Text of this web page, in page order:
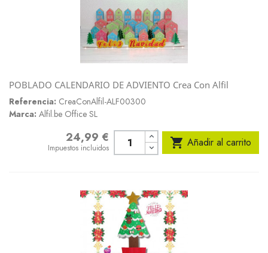
POBLADO CALENDARIO DE ADVIENTO Crea Con Alfil
Referencia: CreaConAlfil-ALF00300
Marca: Alfil.be Office SL
Precio24,99 €
Impuestos incluidos  Añadir al carrito